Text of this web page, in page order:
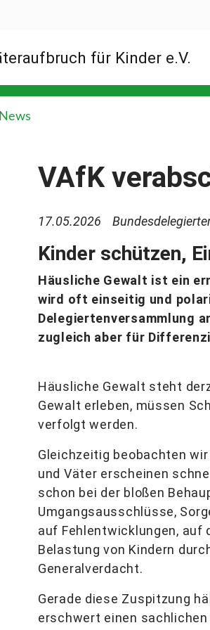
News
VAfK
17.05.2026
Kinder schützen,
Häusliche Gewalt ist ein
wird oft einseitig und
Delegiertenversammlung
zugleich aber für
Häusliche Gewalt steht
Gewalt erleben, müssen
verfolgt werden.
Gleichzeitig beobachten
und Väter erscheinen
schon bei der bloßen
Umgangsausschlüsse,
auf Fehlentwicklungen, auf
Belastung von Kindern
Generalverdacht.
Gerade diese Zuspitzung
erschwert einen